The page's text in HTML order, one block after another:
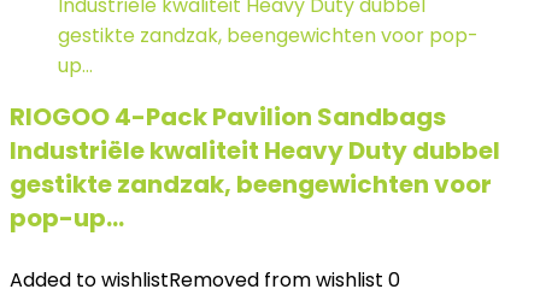
RIOGOO 4-Pack Pavilion Sandbags
Industriële kwaliteit Heavy Duty dubbel
gestikte zandzak, beengewichten voor
pop-up…
Added to wishlistRemoved from wishlist 0